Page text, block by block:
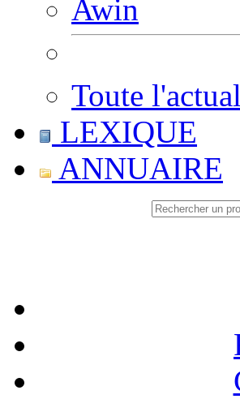
Awin
Toute
LEXIQUE
ANNUAIRE